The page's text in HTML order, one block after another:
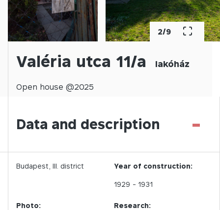
2/9
Valéria utca 11/a lakóház
Open house @2025
Data and description -
Budapest, III. district Year of construction:
1929 - 1931
Photo:
Research: